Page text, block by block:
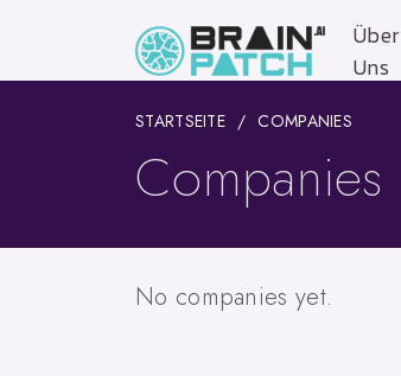
Über
Uns
STARTSEITE COMPANIES
Companies
No companies yet.